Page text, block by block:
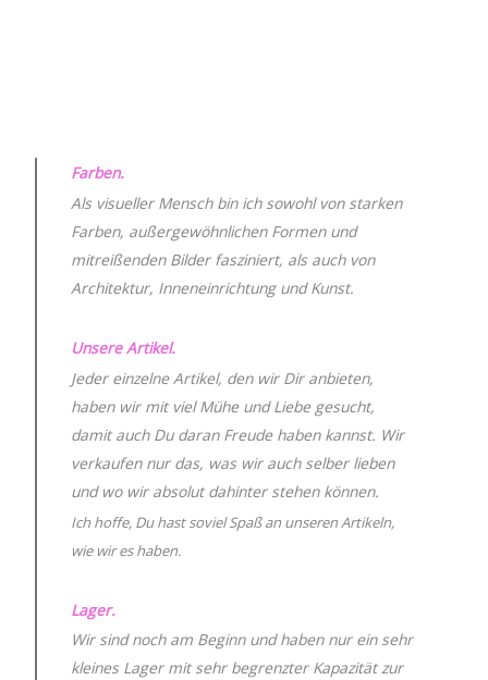
Farben.
Als visueller Mensch bin ich sowohl von starken
Farben, außergewöhnlichen Formen und
mitreißenden Bilder fasziniert, als auch von
Architektur, Inneneinrichtung und Kunst.
Unsere Artikel.
Jeder einzelne Artikel, den wir Dir anbieten,
haben wir mit viel Mühe und Liebe gesucht,
damit auch Du daran Freude haben kannst. Wir
verkaufen nur das, was wir auch selber lieben
und wo wir absolut dahinter stehen können.
Ich hoffe, Du hast soviel Spaß an unseren Artikeln,
wie wir es haben.
Lager.
Wir sind noch am Beginn und haben nur ein sehr
kleines Lager mit sehr begrenzter Kapazität zur